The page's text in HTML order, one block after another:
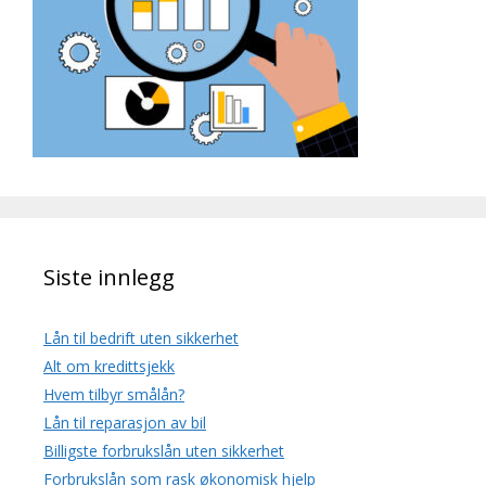
Siste innlegg
Lån til bedrift uten sikkerhet
Alt om kredittsjekk
Hvem tilbyr smålån?
Lån til reparasjon av bil
Billigste forbrukslån uten sikkerhet
Forbrukslån som rask økonomisk hjelp